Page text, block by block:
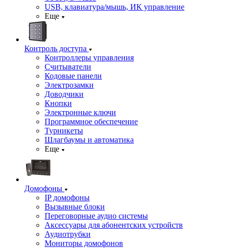
USB, клавиатура/мышь, ИК управление
Еще
Контроль доступа
Контроллеры управления
Считыватели
Кодовые панели
Электрозамки
Доводчики
Кнопки
Электронные ключи
Программное обеспечение
Турникеты
Шлагбаумы и автоматика
Еще
Домофоны
IP домофоны
Вызывные блоки
Переговорные аудио системы
Аксессуары для абонентских устройств
Аудиотрубки
Мониторы домофонов